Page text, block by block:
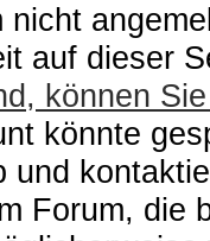
nicht
auf dieser
können
könnte
und
Forum, die